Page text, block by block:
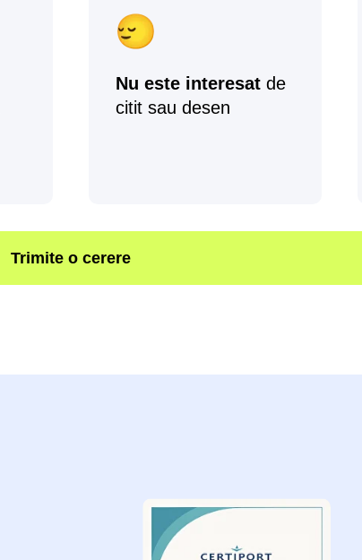
Nu este interesat de
citit sau desen
Trimite o cerere